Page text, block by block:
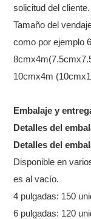
solicitud del cliente.
Tamaño del
como por ejemplo
10cmx4m
Embalaje y
Detalles del
Detalles del
Disponible en
es al vacío.
4 pulgadas: 150
6 pulgadas: 120